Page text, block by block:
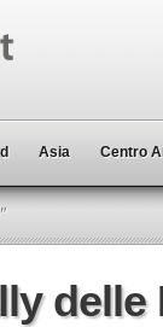
Asia Centro
delle